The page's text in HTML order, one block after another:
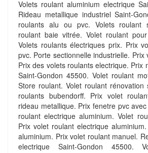
Volets roulant aluminium electrique
Rideau metallique industriel Saint-
roulants alu ou pvc. Volets roulant
roulant baie vitrée. Volet roulant
Volets roulants électriques prix. Prix
pvc. Porte sectionnelle industrielle. Prix
Prix des volets roulants electrique. Prix
Saint-Gondon 45500. Volet roulant
Store roulant. Volet roulant rénovation
roulants bubendorff. Prix volet
rideau metallique. Prix fenetre pvc
roulant electrique aluminium. Volet
Prix volet roulant electrique
aluminium. Prix volet roulant manuel.
electrique Saint-Gondon 45500.